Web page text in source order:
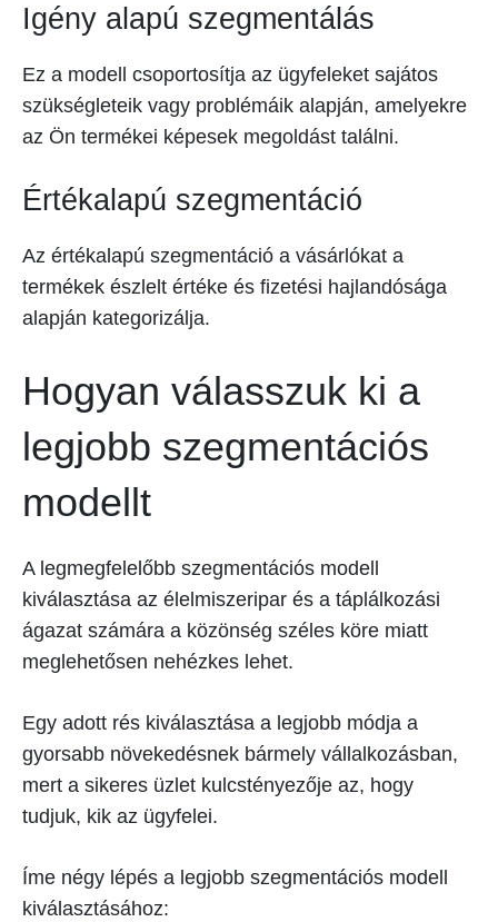
Igény alapú szegmentálás
Ez a modell csoportosítja az ügyfeleket sajátos
szükségleteik vagy problémáik alapján, amelyekre
az Ön termékei képesek megoldást találni.
Értékalapú szegmentáció
Az értékalapú szegmentáció a vásárlókat a
termékek észlelt értéke és fizetési hajlandósága
alapján kategorizálja.
Hogyan válasszuk ki a
legjobb szegmentációs
modellt
A legmegfelelőbb szegmentációs modell
kiválasztása az élelmiszeripar és a táplálkozási
ágazat számára a közönség széles köre miatt
meglehetősen nehézkes lehet.
Egy adott rés kiválasztása a legjobb módja a
gyorsabb növekedésnek bármely vállalkozásban,
mert a sikeres üzlet kulcstényezője az, hogy
tudjuk, kik az ügyfelei.
Íme négy lépés a legjobb szegmentációs modell
kiválasztásához: